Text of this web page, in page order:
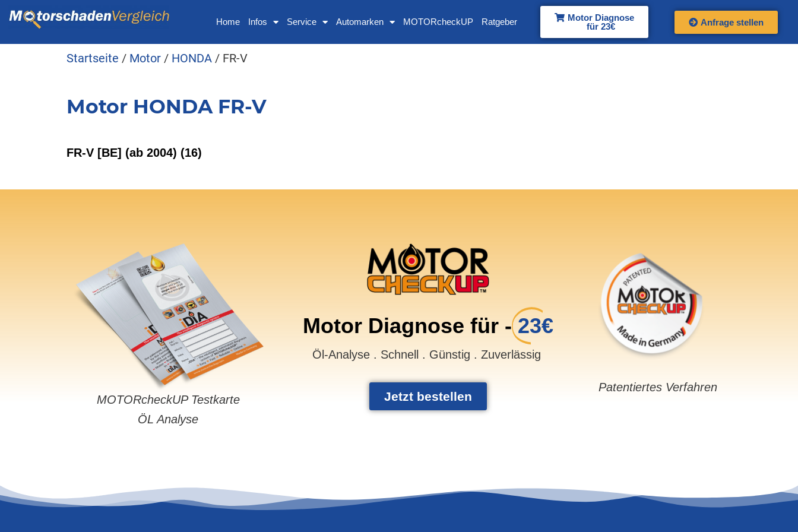
Home Infos Service Automarken MOTORcheckUP Ratgeber
Motor Diagnose
für 23€
Anfrage stellen
Startseite / Motor / HONDA / FR-V
Motor HONDA FR-V
FR-V [BE] (ab 2004) (16)
MOTORcheckUP Testkarte
ÖL Analyse
Motor Diagnose für - 23€
Öl-Analyse . Schnell . Günstig . Zuverlässig
Jetzt bestellen
Patentiertes Verfahren